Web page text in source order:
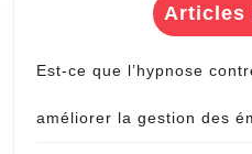
Articles
Est-ce que l’hypnose
améliorer la gestion des